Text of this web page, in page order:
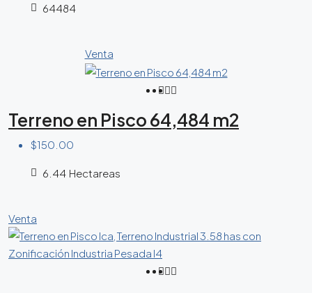
64484
Venta
Terreno en Pisco 64,484 m2
$150.00
6.44 Hectareas
Venta